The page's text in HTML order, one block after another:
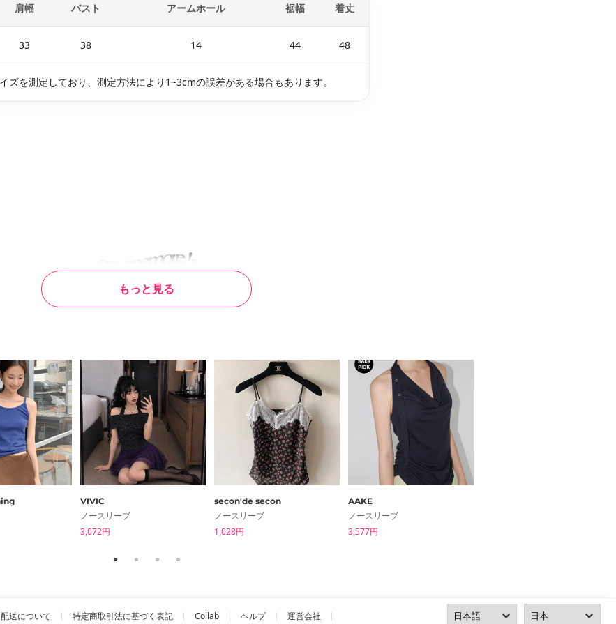
もっと見る
肩幅 バスト アームホール 裾幅 着丈
33 38 14 44 48
ズを測定しており、測定方法により1~3cmの誤差がある場合もあります。
VIVIC
ノースリーブ
3,072円
secon'de secon
ノースリーブ
1,028円
AAKE
ノースリーブ
3,577円
配送について 特定商取引法に基づく表記 Collab ヘルプ 運営会社